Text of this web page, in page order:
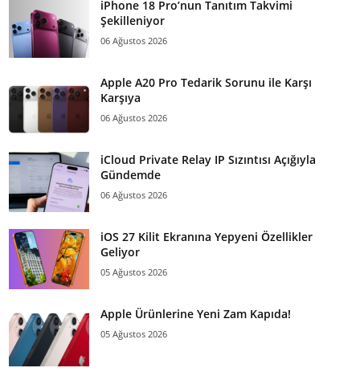
iPhone 18 Pro’nun Tanıtım Takvimi
Şekilleniyor
06 Ağustos 2026
Apple A20 Pro Tedarik Sorunu ile Karşı
Karşıya
06 Ağustos 2026
iCloud Private Relay IP Sızıntısı Açığıyla
Gündemde
06 Ağustos 2026
iOS 27 Kilit Ekranına Yepyeni Özellikler
Geliyor
05 Ağustos 2026
Apple Ürünlerine Yeni Zam Kapıda!
05 Ağustos 2026